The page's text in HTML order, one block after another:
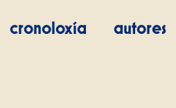
cronoloxía autores